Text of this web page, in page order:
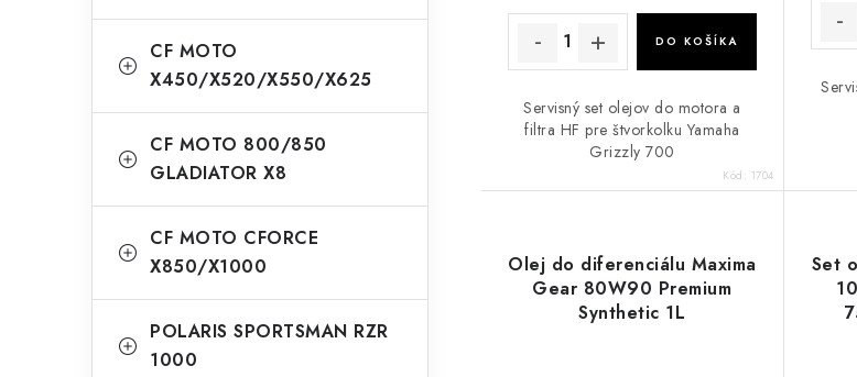
CF MOTO
X450/X520/X550/X625
CF MOTO 800/850
GLADIATOR X8
CF MOTO CFORCE
X850/X1000
POLARIS SPORTSMAN RZR
1000
DO KOŠÍKA
Servisný set olejov do motora a
filtra HF pre štvorkolku Yamaha
Grizzly 700
Kód: 1704
Olej do diferenciálu Maxima
Gear 80W90 Premium
Synthetic 1L
Set